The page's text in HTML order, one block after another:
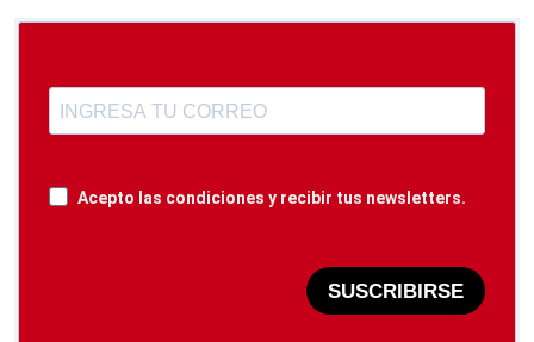
Acepto las condiciones y recibir tus newsletters.
SUSCRIBIRSE